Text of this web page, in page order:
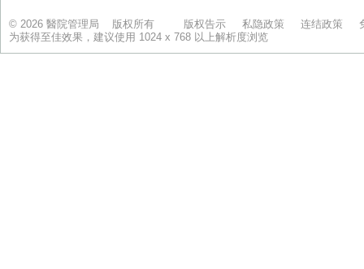
© 2026 醫院管理局 版权所有 版权告示 私隐政策 连结政策
为获得至佳效果，建议使用 1024 x 768 以上解析度浏览